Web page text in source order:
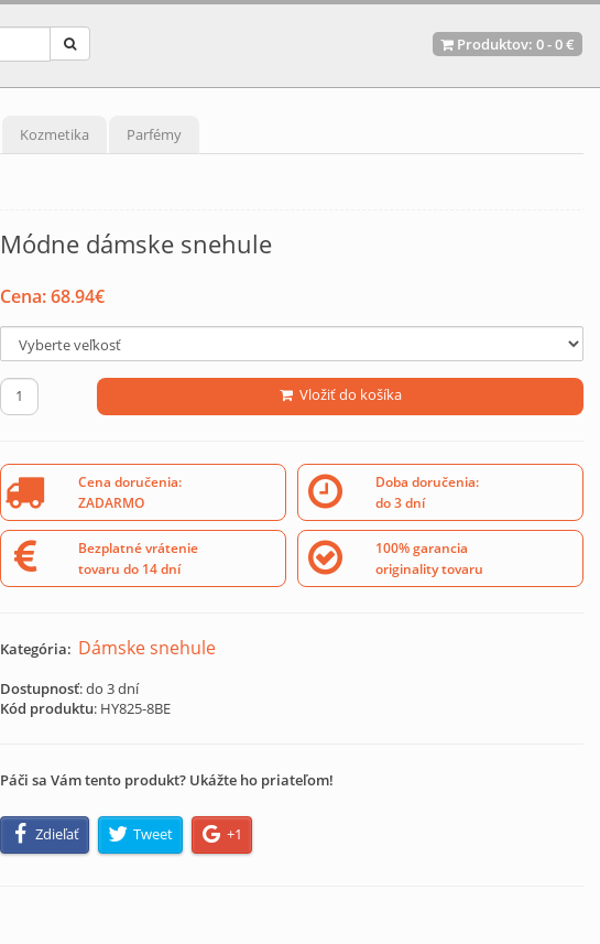
Produktov: 0-0 €
Kozmetika Parfémy
Módne dámske snehule
Cena:68.94€
Vložiť do košíka
Cena doručenia:
ZADARMO
Doba doručenia:
do 3 dní
Bezplatné vrátenie
tovaru do 14 dní
100% garancia
originality tovaru
Kategória: Dámske snehule
Dostupnosť: do 3 dní
Kód produktu: HY825-8BE
Páči sa Vám tento produkt? Ukážte ho priateľom!
Zdieľať Tweet +1